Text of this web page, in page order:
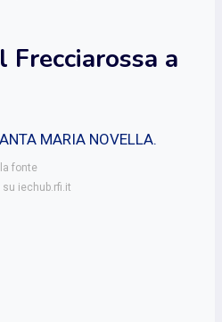
Frecciarossa a
MARIA NOVELLA.
fonte
iechub.rfi.it